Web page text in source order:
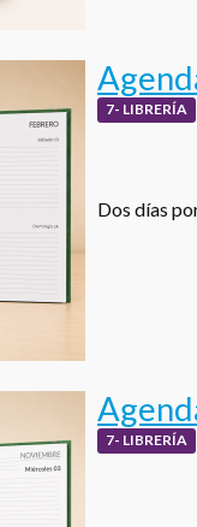
7- LIBRERÍA
Dos días
7- LIBRERÍA